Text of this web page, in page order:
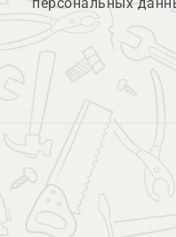
персональных